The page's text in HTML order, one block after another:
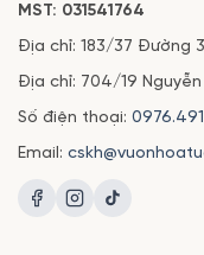
MST: 031541764
Địa chỉ: 183/37 Đường
Địa chỉ: 704/19
Số điện thoại:
Email: